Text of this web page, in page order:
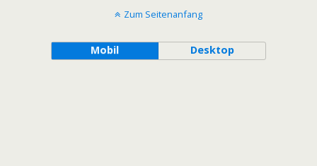
Zum Seitenanfang
Mobil Desktop